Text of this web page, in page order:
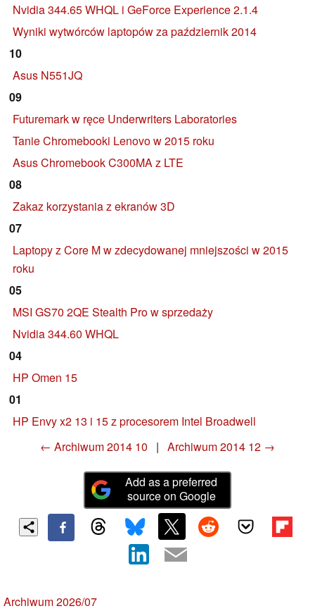
Nvidia 344.65 WHQL i GeForce Experience 2.1.4
Wyniki wytwórców laptopów za październik 2014
10
Asus N551JQ
09
Futuremark w ręce Underwriters Laboratories
Tanie Chromebooki Lenovo w 2015 roku
Asus Chromebook C300MA z LTE
08
Zakaz korzystania z ekranów 3D
07
Laptopy z Core M w zdecydowanej mniejszości w 2015
roku
05
MSI GS70 2QE Stealth Pro w sprzedaży
Nvidia 344.60 WHQL
04
HP Omen 15
01
HP Envy x2 13 i 15 z procesorem Intel Broadwell
← Archiwum 2014 10 | Archiwum 2014 12 →
Add as a preferred
source on Google
Archiwum 2026/07